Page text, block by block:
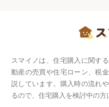
スマイノは、住宅購入に関す
動産の売買や住宅ローン、税
説しています。購入時の流れ
るので、住宅購入を検討中の方